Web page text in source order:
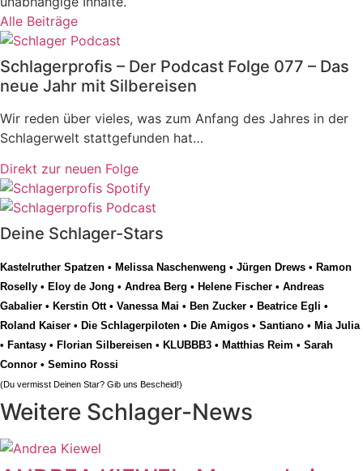
Alle Beiträge
Schlagerprofis – Der Podcast Folge 077 – Das
neue Jahr mit Silbereisen
Wir reden über vieles, was zum Anfang des Jahres in der
Schlagerwelt stattgefunden hat…
Direkt zur neuen Folge
Deine Schlager-Stars
Kastelruther Spatzen • Melissa Naschenweng • Jürgen Drews • Ramon
Roselly • Eloy de Jong • Andrea Berg • Helene Fischer • Andreas
Gabalier • Kerstin Ott• Vanessa Mai • Ben Zucker • Beatrice Egli •
Roland Kaiser • Die Schlagerpiloten • Die Amigos • Santiano • Mia Julia
• Fantasy • Florian Silbereisen • KLUBBB3 • Matthias Reim • Sarah
Connor • Semino Rossi
(Du vermisst Deinen Star? Gib uns Bescheid!)
Weitere Schlager-News